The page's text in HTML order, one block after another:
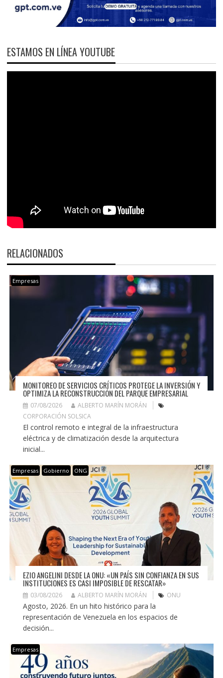
ESTAMOS EN LÍNEA YOUTUBE
RELACIONADOS
Empresas
MONITOREO DE SERVICIOS CRÍTICOS PROTEGE LA INVERSIÓN Y
OPTIMIZA LA RECONSTRUCCIÓN DEL PARQUE EMPRESARIAL
07/08/2026
ALBERTO MARÍN MORÁN
CORPORACIÓN SOLSICA
El control remoto e integral de la infraestructura
eléctrica y de climatización desde la arquitectura
inicial...
Empresas Gobierno ONG
EZIO ANGELINI DESDE LA ONU: «UN PAÍS SIN CONFIANZA EN SUS
INSTITUCIONES ES CASI IMPOSIBLE DE RESCATAR»
03/08/2026 ALBERTO MARÍN MORÁN ONU
Agosto, 2026. En un hito histórico para la
representación de Venezuela en los espacios de
decisión...
Empresas